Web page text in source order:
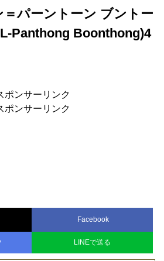
パーントーン ブントー
Panthong Boonthong)4
ポンサーリンク
ポンサーリンク
Facebook
LINEで送る